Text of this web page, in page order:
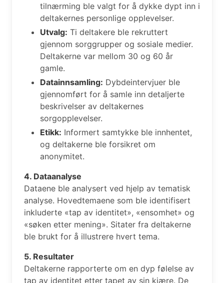
tilnærming ble valgt for å dykke dypt inn i
deltakernes personlige opplevelser.
Utvalg: Ti deltakere ble rekruttert
gjennom sorggrupper og sosiale medier.
Deltakerne var mellom 30 og 60 år
gamle.
Datainnsamling: Dybdeintervjuer ble
gjennomført for å samle inn detaljerte
beskrivelser av deltakernes
sorgopplevelser.
Etikk: Informert samtykke ble innhentet,
og deltakerne ble forsikret om
anonymitet.
4. Dataanalyse
Dataene ble analysert ved hjelp av tematisk
analyse. Hovedtemaene som ble identifisert
inkluderte «tap av identitet», «ensomhet» og
«søken etter mening». Sitater fra deltakerne
ble brukt for å illustrere hvert tema.
5. Resultater
Deltakerne rapporterte om en dyp følelse av
tap av identitet etter tapet av sin kjære. De